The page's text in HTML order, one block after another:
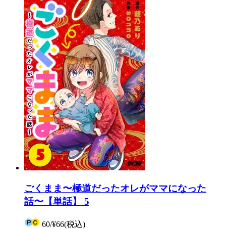
ごくまま〜極道だったオレがママになった
話〜【単話】 5
60/¥66(税込)